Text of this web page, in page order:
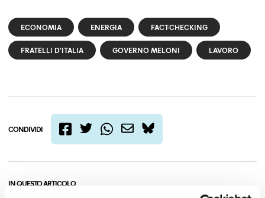
ECONOMIA ENERGIA FACT-CHECKING
FRATELLI D'ITALIA GOVERNO MELONI LAVORO
CONDIVIDI
bluesky
IN QUESTO ARTICOLO